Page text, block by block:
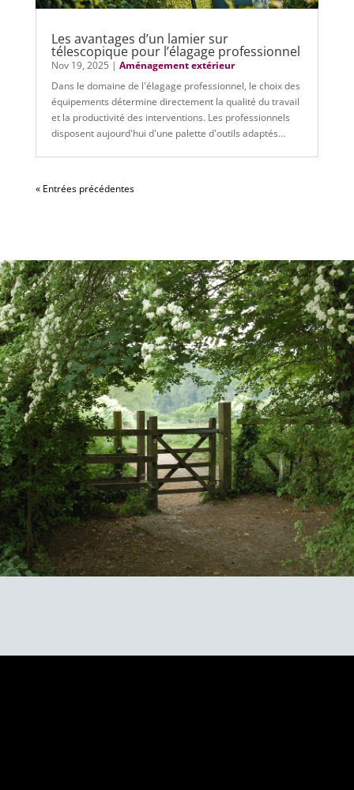
Les avantages d’un lamier sur
télescopique pour l’élagage professionnel
Nov 19, 2025 | Aménagement extérieur
Dans le domaine de l'élagage professionnel, le choix des
équipements détermine directement la qualité du travail
et la productivité des interventions. Les professionnels
disposent aujourd'hui d'une palette d'outils adaptés...
« Entrées précédentes